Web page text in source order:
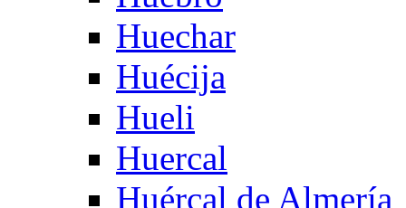
Huechar
Huécija
Hueli
Huercal
Huércal de Almería